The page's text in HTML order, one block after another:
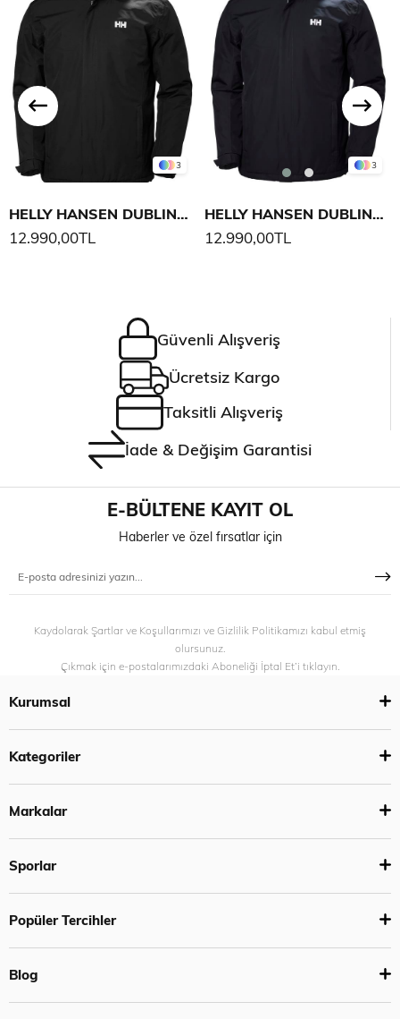
3
HELLY HANSEN DUBLINER INSULATED MONT
12.990,00TL
3
HELLY HANSEN DUBLINER INSULATED MONT
12.990,00TL
Güvenli Alışveriş
Ücretsiz Kargo
Taksitli Alışveriş
İade & Değişim Garantisi
E-BÜLTENE KAYIT OL
Haberler ve özel fırsatlar için
Kaydolarak Şartlar ve Koşullarımızı ve Gizlilik Politikamızı kabul etmiş
olursunuz.
Çıkmak için e-postalarımızdaki Aboneliği İptal Et’i tıklayın.
Kurumsal
Kategoriler
Markalar
Sporlar
Popüler Tercihler
Blog